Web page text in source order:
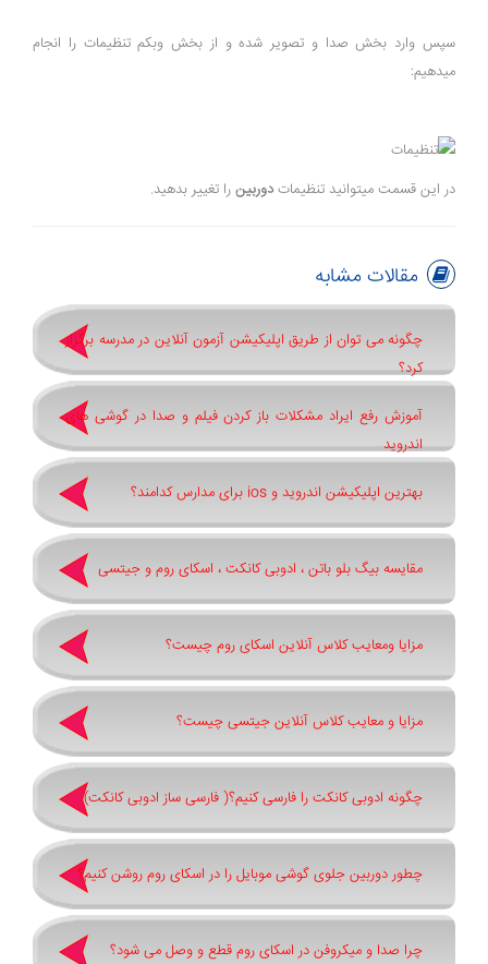
سپس وارد بخش صدا و تصویر شده و از بخش وبکم تنظیمات را انجام
میدهیم:
در این قسمت میتوانید تنظیماتدوربین را تغییر بدهید.
مقالات مشابه
چگونه می توان از طریق اپلیکیشن آزمون آنلاین در مدرسه برگزار
کرد؟
آموزش رفع ایراد مشکلات باز کردن فیلم و صدا در گوشی های
اندروید
بهترین اپلیکیشن اندروید و ios برای مدارس کدامند؟
مقایسه بیگ بلو باتن ، ادوبی کانکت ، اسکای روم و جیتسی
مزایا ومعایب کلاس آنلاین اسکای روم چیست؟
مزایا و معایب کلاس آنلاین جیتسی چیست؟
چگونه ادوبی کانکت را فارسی کنیم؟( فارسی ساز ادوبی کانکت)
چطور دوربین جلوی گوشی موبایل را در اسکای روم روشن کنیم؟
چرا صدا و میکروفن در اسکای روم قطع و وصل می شود؟